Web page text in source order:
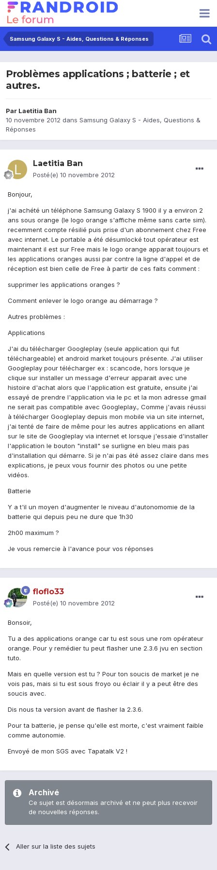
Samsung Galaxy S - Aides, Questions & Réponses
Problèmes applications ; batterie ; et
autres.
Par Laetitia Ban
10 novembre 2012 dans Samsung Galaxy S - Aides, Questions &
Réponses
Laetitia Ban
Posté(e) 10 novembre 2012
Bonjour,
j'ai achété un téléphone Samsung Galaxy S 1900 il y a environ 2
ans sous orange (le logo orange s'affiche même sans carte sim).
recemment compte résilié puis prise d'un abonnement chez Free
avec internet. Le portable a été désumlocké tout opérateur est
maintenant il est sur Free mais le logo orange apparait toujours et
les applications oranges aussi par contre la ligne d'appel et de
réception est bien celle de Free à partir de ces faits comment :
supprimer les applications oranges ?
Comment enlever le logo orange au démarrage ?
Autres problèmes :
Applications
J'ai du télécharger Googleplay (seule application qui fut
téléchargeable) et android market toujours présente. J'ai utiliser
Googleplay pour télécharger ex : scancode, hors lorsque je
clique sur installer un message d'erreur apparait avec une
histoire d'achat alors que l'application est gratuite, ensuite j'ai
essayé de prendre l'application via le pc et la mon adresse gmail
ne serait pas compatible avec Googleplay., Comme j'avais réussi
à télécharger Googleplay depuis mon mobile via un site internet,
j'ai tenté de faire de même pour les autres applications en allant
sur le site de Googleplay via internet et lorsque j'essaie d'installer
l'application le bouton "install" se surligne en bleu mais pas
d'installation qui démarre. Si je n'ai pas été assez claire dans mes
explications, je peux vous fournir des photos ou une petite
vidéos.
Batterie
Y a t'il un moyen d'augmenter le niveau d'autonomomie de la
batterie qui depuis peu ne dure que 1h30
2h00 maximum ?
Je vous remercie à l'avance pour vos réponses
floflo33
Posté(e) 10 novembre 2012
Bonsoir,
Tu a des applications orange car tu est sous une rom opérateur
orange. Pour y remédier tu peut flasher une 2.3.6 jvu en section
tuto.
Mais en quelle version est tu ? Pour ton soucis de market je ne
vois pas, mais si tu est sous froyo ou éclair il y a peut être des
soucis avec.
Dis nous ta version avant de flasher la 2.3.6.
Pour ta batterie, je pense qu'elle est morte, c'est vraiment faible
comme autonomie.
Envoyé de mon SGS avec Tapatalk V2 !
Archivé
Ce sujet est désormais archivé et ne peut plus recevoir
de nouvelles réponses.
Aller sur la liste des sujets